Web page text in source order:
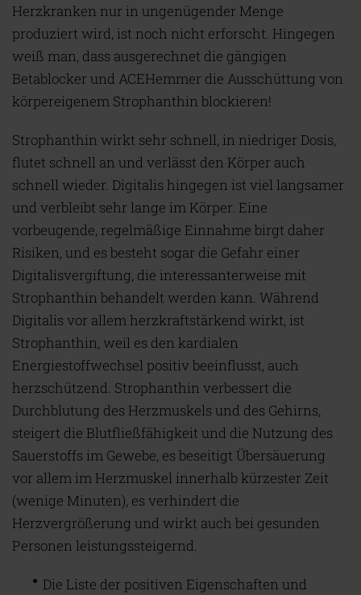
Herzkranken nur in ungenügender Menge
produziert wird, ist noch nicht erforscht. Hingegen
weiß man, dass ausgerechnet die gängigen
Betablocker und ACEHemmer die Ausschüttung von
körpereigenem Strophanthin blockieren!
Strophanthin wirkt sehr schnell, in niedriger Dosis,
flutet schnell an und verlässt den Körper auch
schnell wieder. Digitalis hingegen ist viel langsamer
und verbleibt sehr lange im Körper. Eine
vorbeugende, regelmäßige Einnahme birgt daher
Risiken, und es besteht sogar die Gefahr einer
Digitalisvergiftung, die interessanterweise mit
Strophanthin behandelt werden kann. Während
Digitalis vor allem herzkraftstärkend wirkt, ist
Strophanthin, weil es den kardialen
Energiestoffwechsel positiv beeinflusst, auch
herzschützend. Strophanthin verbessert die
Durchblutung des Herzmuskels und des Gehirns,
steigert die Blutfließfähigkeit und die Nutzung des
Sauerstoffs im Gewebe, es beseitigt Übersäuerung
vor allem im Herzmuskel innerhalb kürzester Zeit
(wenige Minuten), es verhindert die
Herzvergrößerung und wirkt auch bei gesunden
Personen leistungssteigernd.
Die Liste der positiven Eigenschaften und